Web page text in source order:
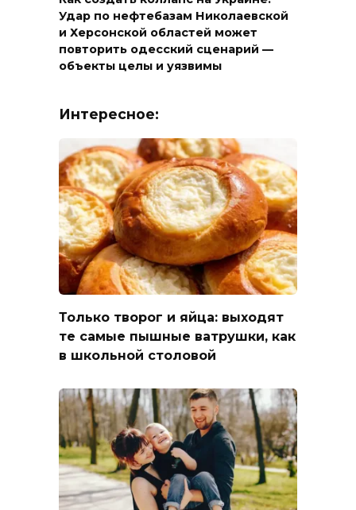
Удар по нефтебазам Николаевской
и Херсонской областей может
повторить одесский сценарий —
объекты целы и уязвимы
Интересное:
Только творог и яйца: выходят
те самые пышные ватрушки, как
в школьной столовой